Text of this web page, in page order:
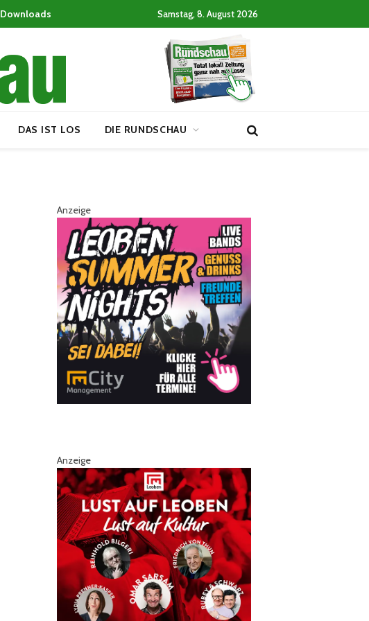
Downloads Samstag, 8. August 2026
DAS IST LOS DIE RUNDSCHAU
Anzeige
Anzeige